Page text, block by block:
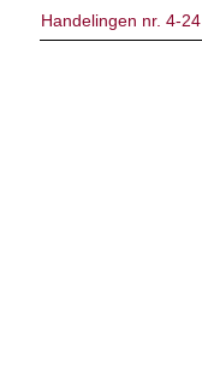
Handelingen nr. 4-24